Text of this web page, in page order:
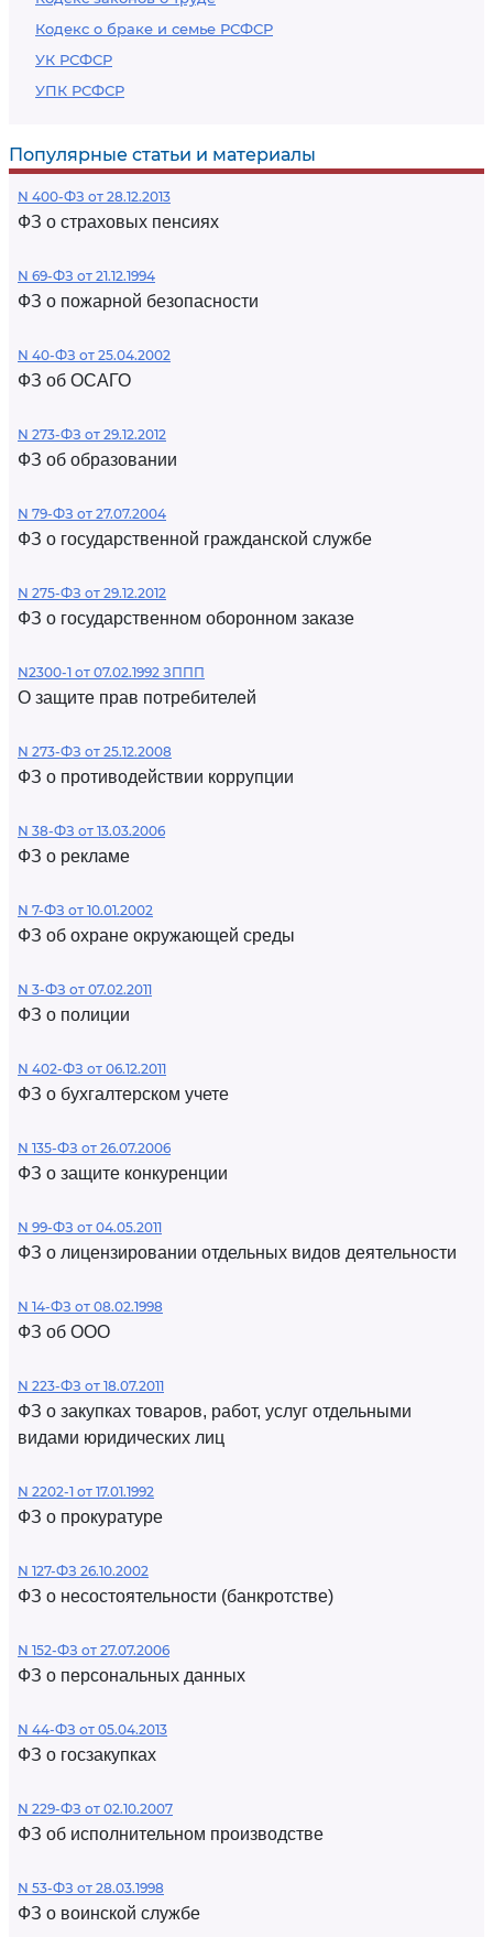
Кодекс о браке и семье РСФСР
УК РСФСР
УПК РСФСР
Популярные статьи и материалы
N 400-ФЗ от 28.12.2013
ФЗ о страховых пенсиях
N 69-ФЗ от 21.12.1994
ФЗ о пожарной безопасности
N 40-ФЗ от 25.04.2002
ФЗ об ОСАГО
N 273-ФЗ от 29.12.2012
ФЗ об образовании
N 79-ФЗ от 27.07.2004
ФЗ о государственной гражданской службе
N 275-ФЗ от 29.12.2012
ФЗ о государственном оборонном заказе
N2300-1 от 07.02.1992 ЗППП
О защите прав потребителей
N 273-ФЗ от 25.12.2008
ФЗ о противодействии коррупции
N 38-ФЗ от 13.03.2006
ФЗ о рекламе
N 7-ФЗ от 10.01.2002
ФЗ об охране окружающей среды
N 3-ФЗ от 07.02.2011
ФЗ о полиции
N 402-ФЗ от 06.12.2011
ФЗ о бухгалтерском учете
N 135-ФЗ от 26.07.2006
ФЗ о защите конкуренции
N 99-ФЗ от 04.05.2011
ФЗ о лицензировании отдельных видов деятельности
N 14-ФЗ от 08.02.1998
ФЗ об ООО
N 223-ФЗ от 18.07.2011
ФЗ о закупках товаров, работ, услуг отдельными
видами юридических лиц
N 2202-1 от 17.01.1992
ФЗ о прокуратуре
N 127-ФЗ 26.10.2002
ФЗ о несостоятельности (банкротстве)
N 152-ФЗ от 27.07.2006
ФЗ о персональных данных
N 44-ФЗ от 05.04.2013
ФЗ о госзакупках
N 229-ФЗ от 02.10.2007
ФЗ об исполнительном производстве
N 53-ФЗ от 28.03.1998
ФЗ о воинской службе